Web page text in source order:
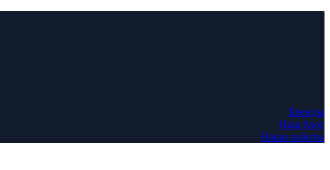
Бренды
Наш блог
Наши работы